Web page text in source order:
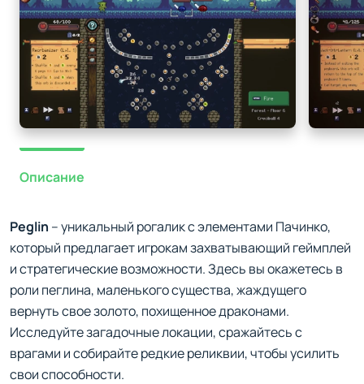
Описание
Peglin – уникальный рогалик с элементами Пачинко,
который предлагает игрокам захватывающий геймплей
и стратегические возможности. Здесь вы окажетесь в
роли пеглина, маленького существа, жаждущего
вернуть свое золото, похищенное драконами.
Исследуйте загадочные локации, сражайтесь с
врагами и собирайте редкие реликвии, чтобы усилить
свои способности.